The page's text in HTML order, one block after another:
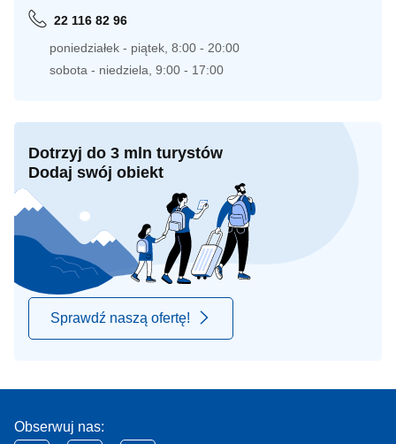
22 116 82 96
poniedziałek - piątek, 8:00 - 20:00
sobota - niedziela, 9:00 - 17:00
Dotrzyj do 3 mln turystów
Dodaj swój obiekt
Sprawdź naszą ofertę!
Obserwuj nas: